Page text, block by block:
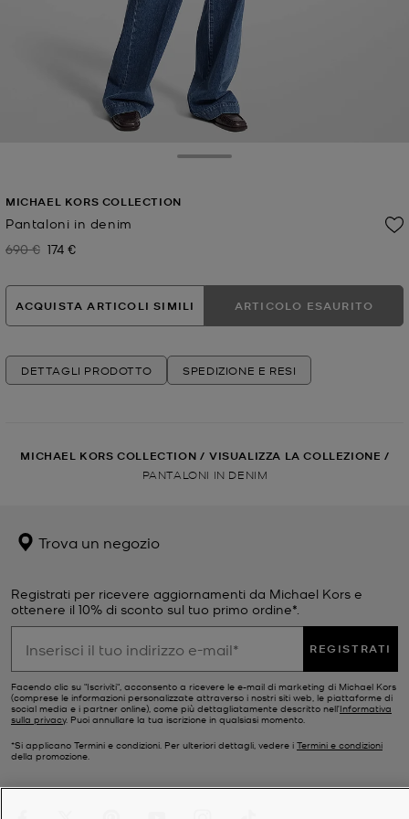
MICHAEL KORS COLLECTION
Pantaloni in denim
Prezzo iniziale
690 € Prezzo attuale
174 €
ACQUISTA ARTICOLI SIMILI ARTICOLO ESAURITO
DETTAGLI PRODOTTO SPEDIZIONE E RESI
MICHAEL KORS COLLECTION / VISUALIZZA LA COLLEZIONE /
PANTALONI IN DENIM
Trova un negozio
Registrati per ricevere aggiornamenti da Michael Kors e
ottenere il 10% di sconto sul tuo primo ordine*.
REGISTRATI
Facendo clic su "Iscriviti", acconsento a ricevere le e-mail di marketing di Michael Kors
(comprese le informazioni personalizzate attraverso i nostri siti web, le piattaforme di
social media e i partner online), come più dettagliatamente descritto nell’Informativa
sulla privacy. Puoi annullare la tua iscrizione in qualsiasi momento.
*Si applicano Termini e condizioni. Per ulteriori dettagli, vedere i Termini e condizioni
della promozione.